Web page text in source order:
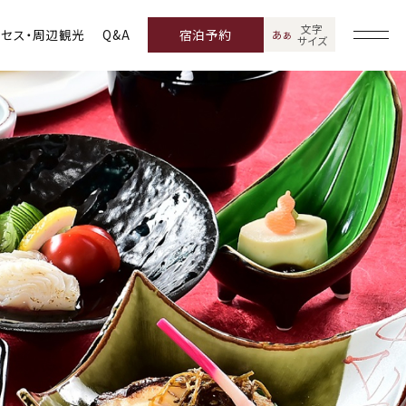
ス・周辺観光 Q&A 宿泊予約 あ あ 文字
サイズ